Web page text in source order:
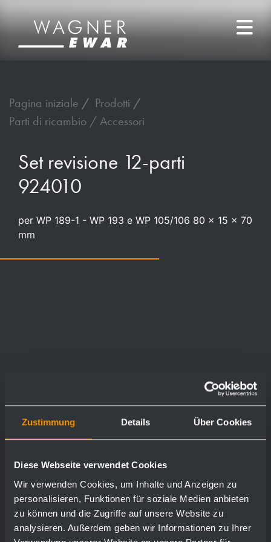
Zustimmung Details Über Cookies
Diese Webseite verwendet Cookies
Wir verwenden Cookies, um Inhalte und Anzeigen zu
personalisieren, Funktionen für soziale Medien anbieten
zu können und die Zugriffe auf unsere Website zu
analysieren. Außerdem geben wir Informationen zu Ihrer
Pagina iniziale
Prodotti
Parti di ricambio / Accessori
Set revisione 12-parti
924010
per WP 189-1 - WP 193 e WP 105/106 80 x 15 x 70
mm